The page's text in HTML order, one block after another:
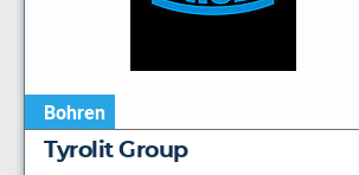
Bohren
Tyrolit Group